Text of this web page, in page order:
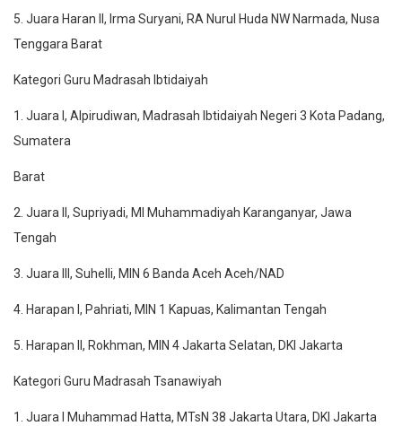
5. Juara Haran II, Irma Suryani, RA Nurul Huda NW Narmada, Nusa
Tenggara Barat
Kategori Guru Madrasah Ibtidaiyah
1. Juara I, Alpirudiwan, Madrasah Ibtidaiyah Negeri 3 Kota Padang,
Sumatera
Barat
2. Juara II, Supriyadi, MI Muhammadiyah Karanganyar, Jawa
Tengah
3. Juara III, Suhelli, MIN 6 Banda Aceh Aceh/NAD
4. Harapan I, Pahriati, MIN 1 Kapuas, Kalimantan Tengah
5. Harapan II, Rokhman, MIN 4 Jakarta Selatan, DKI Jakarta
Kategori Guru Madrasah Tsanawiyah
1. Juara I Muhammad Hatta, MTsN 38 Jakarta Utara, DKI Jakarta